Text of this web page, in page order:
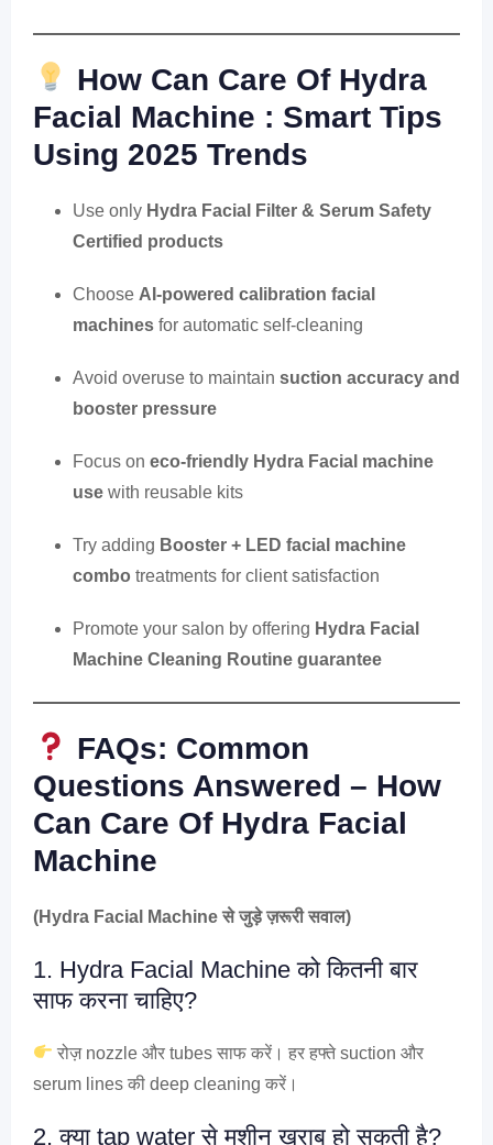
How Can Care Of Hydra
Facial Machine : Smart Tips
Using 2025 Trends
Use only Hydra Facial Filter & Serum Safety
Certified products
Choose AI-powered calibration facial
machines for automatic self-cleaning
Avoid overuse to maintain suction accuracy and
booster pressure
Focus on eco-friendly Hydra Facial machine
use with reusable kits
Try adding Booster + LED facial machine
combo treatments for client satisfaction
Promote your salon by offering Hydra Facial
Machine Cleaning Routine guarantee
FAQs: Common
Questions Answered – How
Can Care Of Hydra Facial
Machine
(Hydra Facial Machine से जुड़े ज़रूरी सवाल)
1. Hydra Facial Machine को कितनी बार
साफ करना चाहिए?
रोज़ nozzle और tubes साफ करें। हर हफ्ते suction और
serum lines की deep cleaning करें।
2. क्या tap water से मशीन खराब हो सकती है?